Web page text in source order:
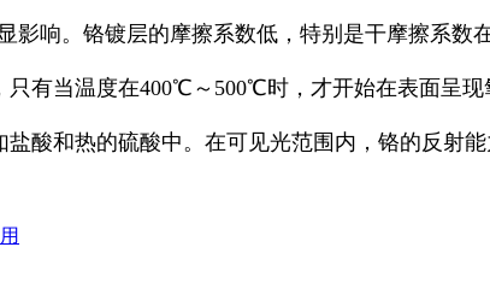
响。铬镀层的摩擦系数低，特别是干摩擦系数
有当温度在400℃～500℃时，才开始在表面呈
酸和热的硫酸中。在可见光范围内，铬的反射